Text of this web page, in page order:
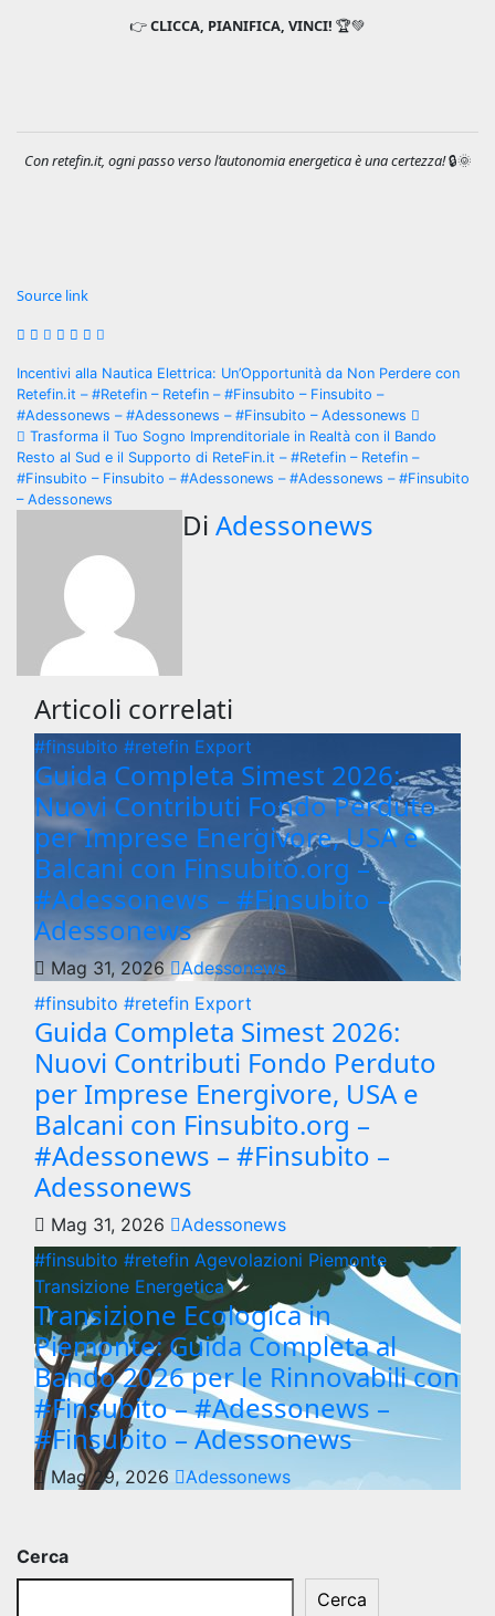
👉CLICCA, PIANIFICA, VINCI! 🏆💚
Con retefin.it, ogni passo verso l’autonomia energetica è una certezza!🔒🌞
articoli
Source link
Navigazione
articoli
Incentivi alla Nautica Elettrica: Un’Opportunità da Non Perdere con
Retefin.it – #Retefin – Retefin – #Finsubito – Finsubito –
#Adessonews – #Adessonews – #Finsubito – Adessonews
Trasforma il Tuo Sogno Imprenditoriale in Realtà con il Bando
Resto al Sud e il Supporto di ReteFin.it – #Retefin – Retefin –
#Finsubito – Finsubito – #Adessonews – #Adessonews – #Finsubito
– Adessonews
Di Adessonews
Articoli correlati
#finsubito #retefin Export
Guida Completa Simest 2026:
Nuovi Contributi Fondo Perduto
per Imprese Energivore, USA e
Balcani con Finsubito.org –
#Adessonews – #Finsubito –
Adessonews
Mag 31, 2026 Adessonews
#finsubito #retefin Export
Guida Completa Simest 2026:
Nuovi Contributi Fondo Perduto
per Imprese Energivore, USA e
Balcani con Finsubito.org –
#Adessonews – #Finsubito –
Adessonews
Mag 31, 2026
Adessonews
#finsubito #retefin Agevolazioni Piemonte
Transizione Energetica
Transizione Ecologica in
Piemonte: Guida Completa al
Bando 2026 per le Rinnovabili con
#Finsubito – #Adessonews –
#Finsubito – Adessonews
Mag 29, 2026 Adessonews
Cerca
Cerca